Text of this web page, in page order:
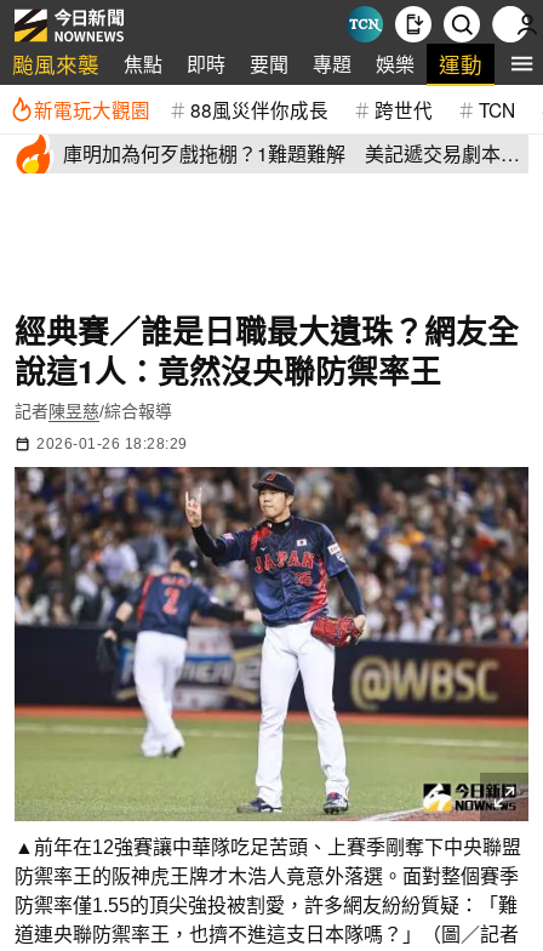
颱風來襲 焦點 即時 要聞 專題 娛樂 運動 全
新電玩大觀園 88風災伴你成長 跨世代 TCN
庫明加為何歹戲拖棚？1難題難解 美記遞交易劇本：
經典賽／誰是日職最大遺珠？網友全
說這1人：竟然沒央聯防禦率王
記者陳昱慈/綜合報導
2026-01-26 18:28:29
▲前年在12強賽讓中華隊吃足苦頭、上賽季剛奪下中央聯盟
防禦率王的阪神虎王牌才木浩人竟意外落選。面對整個賽季
防禦率僅1.55的頂尖強投被割愛，許多網友紛紛質疑：「難
道連央聯防禦率王，也擠不進這支日本隊嗎？」（圖／記者